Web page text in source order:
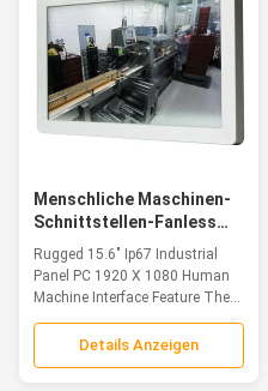
Menschliche Maschinen-
Schnittstellen-Fanless
industrieller Platten-PC,
Ip67 schroff ganz in einem
PC
Rugged 15.6" Ip67 Industrial
Panel PC 1920 X 1080 Human
Machine Interface Feature The...
Details Anzeigen